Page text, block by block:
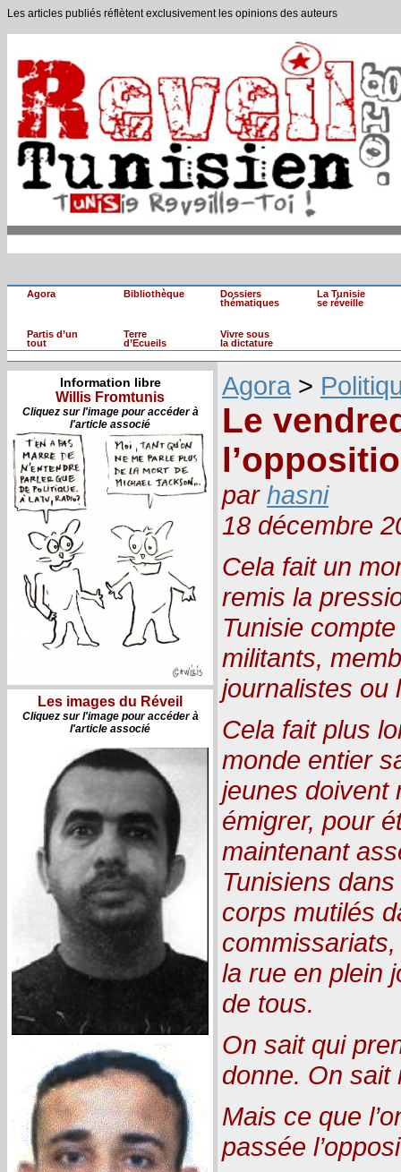
Les articles publiés réflètent exclusivement les opinions des auteurs
Agora Bibliothèque
Dossiers
thématiques
La Tunisie
se réveille
Partis d’un
tout
Terre
d’Ecueils
Vivre sous
la dictature
Information libre
Willis Fromtunis
Cliquez sur l'image pour accéder à
l'article associé
Les images du Réveil
Cliquez sur l'image pour accéder à
l'article associé
Agora >
Le
par hasni
18 décembre
Cela fait un
remis la
Tunisie
militants,
journalistes ou
Cela fait plus
monde entier
jeunes doivent
émigrer, pour
maintenant
Tunisiens
corps mutilés
la rue en plein
de tous.
On sait qui
donne. On sait
Mais ce que
passée